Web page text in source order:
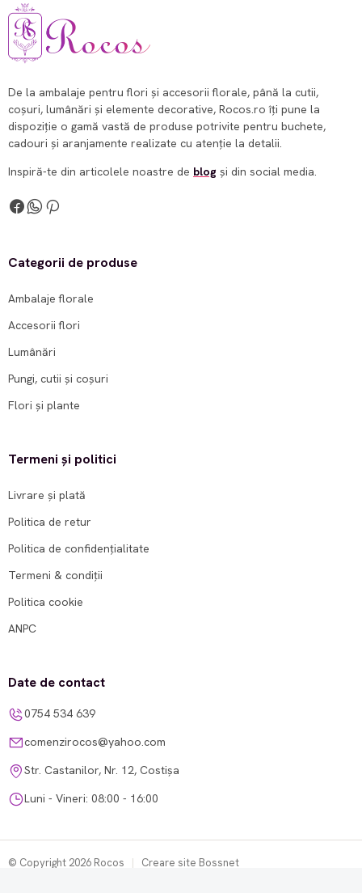
De la ambalaje pentru flori și accesorii florale, până la cutii,
coșuri, lumânări și elemente decorative, Rocos.ro îți pune la
dispoziție o gamă vastă de produse potrivite pentru buchete,
cadouri și aranjamente realizate cu atenție la detalii.
Inspiră-te din articolele noastre de blog și din social media.
Categorii de produse
Ambalaje florale
Accesorii flori
Lumânări
Pungi, cutii și coșuri
Flori și plante
Termeni și politici
Livrare și plată
Politica de retur
Politica de confidențialitate
Termeni & condiții
Politica cookie
ANPC
Date de contact
0754 534 639
comenzirocos@yahoo.com
Str. Castanilor, Nr. 12, Costișa
Luni - Vineri: 08:00 - 16:00
© Copyright 2026 Rocos | Creare site Bossnet